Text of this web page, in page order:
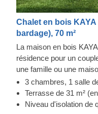
Chalet en bois KAYA
bardage), 70 m²
La maison en bois
résidence pour un
une famille ou une
agencement
permettra de passer de
vous offrant des
3 chambres, 1 salle
Terrasse de 31 m²
Niveau d'isolation de